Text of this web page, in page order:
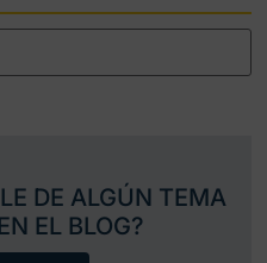
DE ALGÚN TEMA
EL BLOG?